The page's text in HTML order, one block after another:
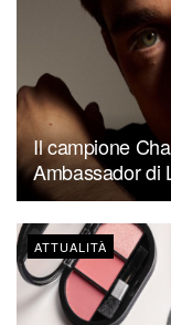
Il campione
Ambassador di
ATTUALITÀ